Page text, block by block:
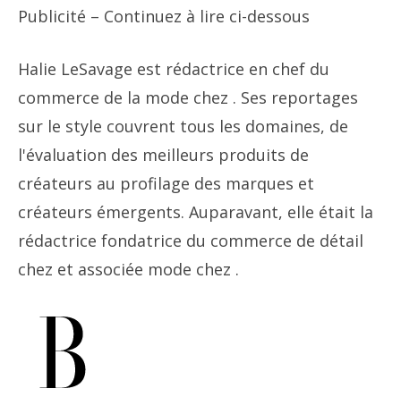
Publicité – Continuez à lire ci-dessous
Halie LeSavage est rédactrice en chef du
commerce de la mode chez . Ses reportages
sur le style couvrent tous les domaines, de
l'évaluation des meilleurs produits de
créateurs au profilage des marques et
créateurs émergents. Auparavant, elle était la
rédactrice fondatrice du commerce de détail
chez et associée mode chez .